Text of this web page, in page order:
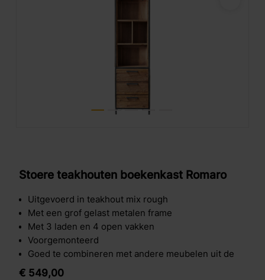
Stoere teakhouten boekenkast Romaro
Uitgevoerd in teakhout mix rough
Met een grof gelast metalen frame
Met 3 laden en 4 open vakken
Voorgemonteerd
Goed te combineren met andere meubelen uit de
serie Romaro
€ 549,00